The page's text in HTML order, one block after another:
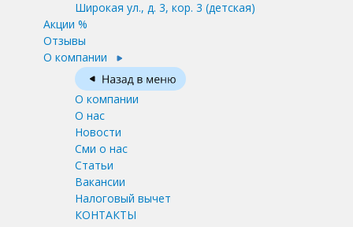
Широкая ул., д. 3, кор. 3 (детская)
Акции %
Отзывы
О компании
О компании
О нас
Новости
Сми о нас
Статьи
Вакансии
Налоговый вычет
КОНТАКТЫ